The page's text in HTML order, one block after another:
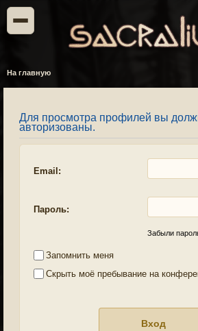
На главную
Для просмотра профилей вы
авторизованы.
Email:
Пароль:
Забыли
Запомнить меня
Скрыть моё пребывание на